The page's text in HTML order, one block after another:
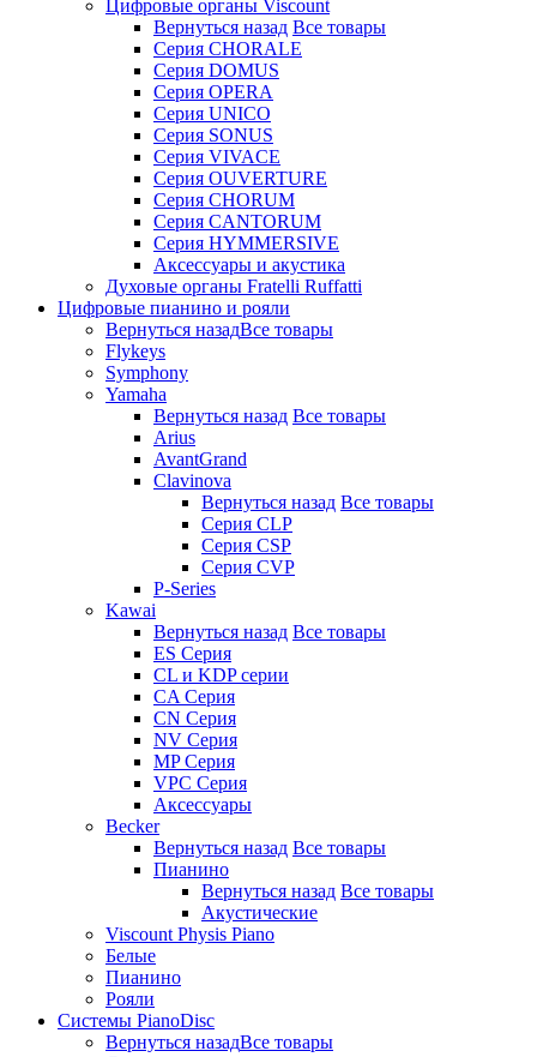
Цифровые органы Viscount
Вернуться назад Все товары
Серия CHORALE
Серия DOMUS
Серия OPERA
Серия UNICO
Серия SONUS
Серия VIVACE
Серия OUVERTURE
Серия CHORUM
Серия CANTORUM
Серия HYMMERSIVE
Аксессуары и акустика
Духовые органы Fratelli Ruffatti
Цифровые пианино и рояли
Вернуться назадВсе товары
Flykeys
Symphony
Yamaha
Вернуться назад Все товары
Arius
AvantGrand
Clavinova
Вернуться назад Все товары
Серия CLP
Серия CSP
Серия CVP
P-Series
Kawai
Вернуться назад Все товары
ES Серия
CL и KDP серии
CA Серия
CN Серия
NV Серия
MP Серия
VPC Серия
Аксессуары
Becker
Вернуться назад Все товары
Пианино
Вернуться назад Все товары
Акустические
Viscount Physis Piano
Белые
Пианино
Рояли
Системы PianoDisc
Вернуться назадВсе товары